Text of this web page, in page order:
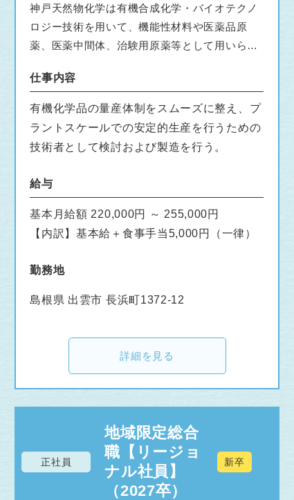
神戸天然物化学は有機合成化学・バイオテクノ
ロジー技術を用いて、機能性材料や医薬品原
薬、医薬中間体、治験用原薬等として用いられ
社です。
国内外の大手製薬・化学・電機各種メーカー、
大学および公的研究機関など年間100社以上と
す。
受託試作から受託生産まで業容を拡大し、サン
プル合成から試作、量産までをスピーディーに
サポートできる事が強みです。
ド医薬・核酸医薬など中分子医薬への参入など
神』です。
1985年、受託合成研究会社として誕生して以
また、2018年3月には上場を果たしておりま
す。当社の歴史は、強い想いを持って、新たな
分野に積極的にチャレンジしてきた歴史そのも
仕事内容
有機化学品の量産体制をスムーズに整え、プ
ラントスケールでの安定的生産を行うための
技術者として検討および製造を行う。
給与
基本月給額 220,000円 ～ 255,000円
【内訳】基本給＋食事手当5,000円（一律）
勤務地
島根県 出雲市 長浜町1372-12
詳細を見る
正社員
地域限定総合
職【リージョ
ナル社員】
（2027卒）
新卒